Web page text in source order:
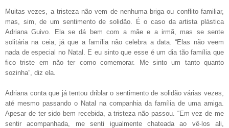
Muitas vezes, a tristeza não vem de nenhuma briga ou conflito familiar,
mas, sim, de um sentimento de solidão. É o caso da artista plástica
Adriana Guivo. Ela se dá bem com a mãe e a irmã, mas se sente
solitária na ceia, já que a família não celebra a data. “Elas não veem
nada de especial no Natal. E eu sinto que esse é um dia tão família que
fico triste em não ter como comemorar. Me sinto um tanto quanto
sozinha”, diz ela.
Adriana conta que já tentou driblar o sentimento de solidão várias vezes,
até mesmo passando o Natal na companhia da família de uma amiga.
Apesar de ter sido bem recebida, a tristeza não passou. “Em vez de me
sentir acompanhada, me senti igualmente chateada ao vê-los ali,